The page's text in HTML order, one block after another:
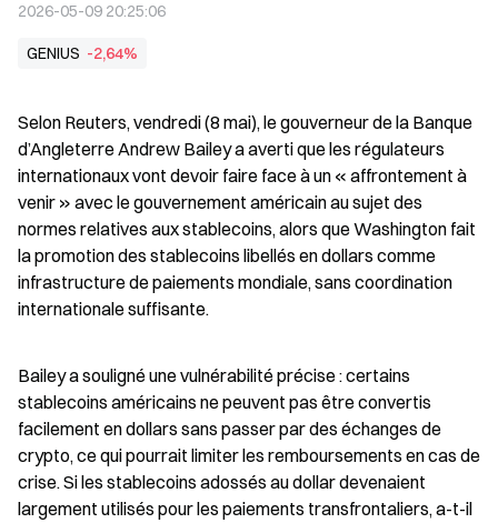
2026-05-09 20:25:06
GENIUS -2,64%
Selon Reuters, vendredi (8 mai), le gouverneur de la Banque
d’Angleterre Andrew Bailey a averti que les régulateurs
internationaux vont devoir faire face à un « affrontement à
venir » avec le gouvernement américain au sujet des
normes relatives aux stablecoins, alors que Washington fait
la promotion des stablecoins libellés en dollars comme
infrastructure de paiements mondiale, sans coordination
internationale suffisante.
Bailey a souligné une vulnérabilité précise : certains
stablecoins américains ne peuvent pas être convertis
facilement en dollars sans passer par des échanges de
crypto, ce qui pourrait limiter les remboursements en cas de
crise. Si les stablecoins adossés au dollar devenaient
largement utilisés pour les paiements transfrontaliers, a-t-il